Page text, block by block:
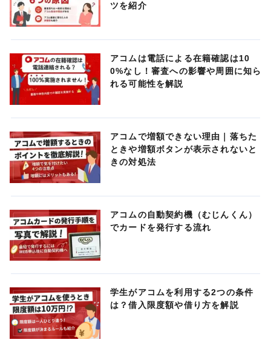
ツを紹介
アコムは電話による在籍確認は10
0%なし！審査への影響や周囲に知ら
れる可能性を解説
アコムで増額できない理由｜落ちた
ときや増額ボタンが表示されないと
きの対処法
アコムの自動契約機（むじんくん）
でカードを発行する流れ
学生がアコムを利用する2つの条件
は？借入限度額や借り方を解説